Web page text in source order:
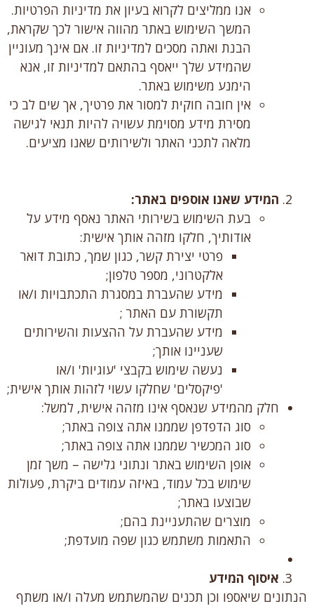
אנו ממליצים לקרוא בעיון את מדיניות הפרטיות.
המשך השימוש באתר מהווה אישור לכך שקראת,
הבנת ואתה מסכים למדיניות זו. אם אינך מעוניין
שהמידע שלך ייאסף בהתאם למדיניות זו, אנא
הימנע משימוש באתר.
אין חובה חוקית למסור את פרטיך, אך שים לב כי
מסירת מידע מסוימת עשויה להיות תנאי לגישה
מלאה לתכני האתר ולשירותים שאנו מציעים.
המידע שאנו אוספים באתר:
בעת השימוש בשירותי האתר נאסף מידע על
אודותיך, חלקו מזהה אותך אישית:
פרטי יצירת קשר, כגון שמך, כתובת דואר
אלקטרוני, מספר טלפון;
מידע שהעברת במסגרת התכתבויות ו/או
תקשורת עם האתר ;
מידע שהעברת על ההצעות והשירותים
שעניינו אותך;
נעשה שימוש בקבצי 'עוגיות' ו/או
'פיקסלים' שחלקו עשוי לזהות אותך אישית;
חלק מהמידע שנאסף אינו מזהה אישית, למשל:
סוג הדפדפן שממנו אתה צופה באתר;
סוג המכשיר שממנו אתה צופה באתר;
אופן השימוש באתר ונתוני גלישה – משך זמן
שימוש בכל עמוד, באיזה עמודים ביקרת, פעולות
שבוצעו באתר;
מוצרים שהתעניינת בהם;
התאמות משתמש כגון שפה מועדפת;
איסוף המידע
הנתונים שיאספו וכן תכנים שהמשתמש מעלה ו/או משתף